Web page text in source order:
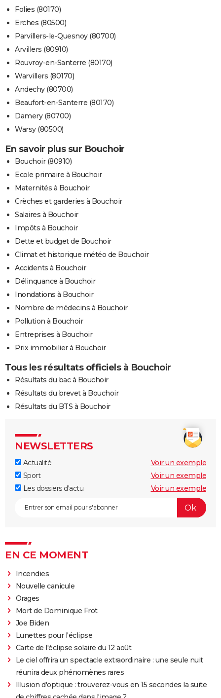
Folies (80170)
Erches (80500)
Parvillers-le-Quesnoy (80700)
Arvillers (80910)
Rouvroy-en-Santerre (80170)
Warvillers (80170)
Andechy (80700)
Beaufort-en-Santerre (80170)
Damery (80700)
Warsy (80500)
En savoir plus sur Bouchoir
Bouchoir (80910)
Ecole primaire à Bouchoir
Maternités à Bouchoir
Crèches et garderies à Bouchoir
Salaires à Bouchoir
Impôts à Bouchoir
Dette et budget de Bouchoir
Climat et historique météo de Bouchoir
Accidents à Bouchoir
Délinquance à Bouchoir
Inondations à Bouchoir
Nombre de médecins à Bouchoir
Pollution à Bouchoir
Entreprises à Bouchoir
Prix immobilier à Bouchoir
Tous les résultats officiels à Bouchoir
Résultats du bac à Bouchoir
Résultats du brevet à Bouchoir
Résultats du BTS à Bouchoir
NEWSLETTERS
Actualité
Voir un exemple
Sport
Voir un exemple
Les dossiers d'actu
Voir un exemple
EN CE MOMENT
Incendies
Nouvelle canicule
Orages
Mort de Dominique Frot
Joe Biden
Lunettes pour l'éclipse
Carte de l'éclipse solaire du 12 août
Le ciel offrira un spectacle extraordinaire : une seule nuit
réunira deux phénomènes rares
Illusion d'optique : trouverez-vous en 15 secondes la suite